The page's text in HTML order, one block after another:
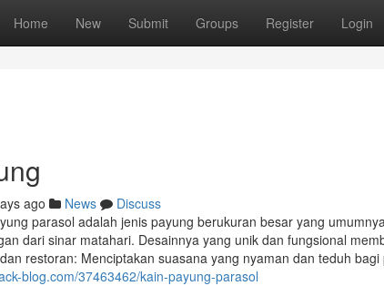
Home New Submit Groups Register Login
ago News
Discuss
parasol adalah jenis payung berukuran besar yang
dari sinar matahari. Desainnya yang unik dan fungsional
restoran: Menciptakan suasana yang nyaman dan teduh
blog.com/37463462/kain-payung-parasol